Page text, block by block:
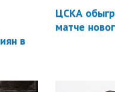
в
ЦСКА
матче